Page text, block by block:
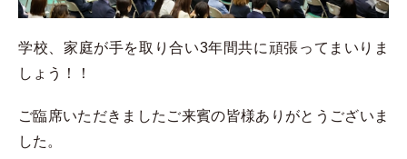
学校、家庭が手を取り合い3年間共に頑張ってまいりま
しょう！！
ご臨席いただきましたご来賓の皆様ありがとうございま
した。